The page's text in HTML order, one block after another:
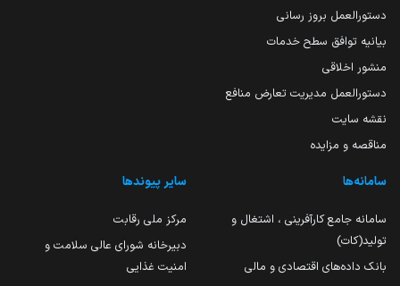
دستورالعمل بروز رسانی
بیانیه توافق سطح خدمات
منشور اخلاقی
دستورالعمل مدیریت تعارض منافع
نقشه سایت
مناقصه و مزایده
سامانه‌ها
سامانه جامع کارآفرینی ، اشتغال و
تولید(کات)
بانک داده‌های اقتصادی و مالی
سایر پیوندها
مرکز ملی رقابت
دبیرخانه شورای عالی سلامت و
امنیت غذایی